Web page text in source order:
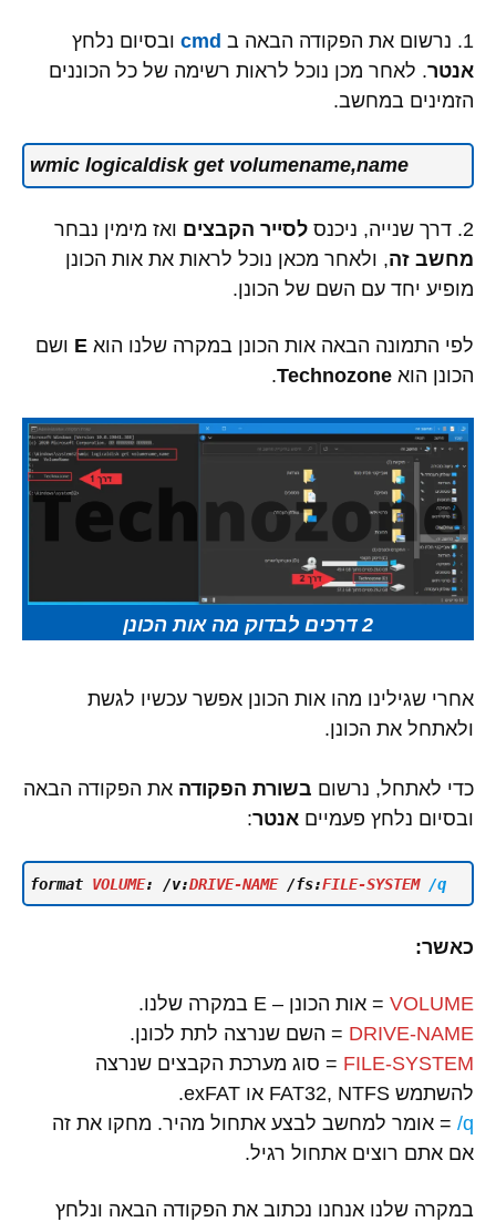
1. נרשום את הפקודה הבאה ב cmd ובסיום נלחץ
אנטר. לאחר מכן נוכל לראות רשימה של כל הכוננים
הזמינים במחשב.
wmic logicaldisk get volumename,name
2. דרך שנייה, ניכנס לסייר הקבצים ואז מימין נבחר
מחשב זה, ולאחר מכאן נוכל לראות את אות הכונן
מופיע יחד עם השם של הכונן.
לפי התמונה הבאה אות הכונן במקרה שלנו הוא E ושם
הכונן הוא Technozone
.
2 דרכים לבדוק מה אות הכונן
אחרי שגילינו מהו אות הכונן אפשר עכשיו לגשת
ולאתחל את הכונן.
כדי לאתחל, נרשום בשורת הפקודה את הפקודה הבאה
ובסיום נלחץ פעמיים אנטר:
format VOLUME: /v:DRIVE-NAME/fs:FILE-SYSTEM /q
כאשר:
VOLUME = אות הכונן – E במקרה שלנו.
DRIVE-NAME = השם שנרצה לתת לכונן.
FILE-SYSTEM = סוג מערכת הקבצים שנרצה
להשתמש FAT32, NTFS או exFAT.
q/ = אומר למחשב לבצע אתחול מהיר. מחקו את זה
אם אתם רוצים אתחול רגיל.
במקרה שלנו אנחנו נכתוב את הפקודה הבאה ונלחץ